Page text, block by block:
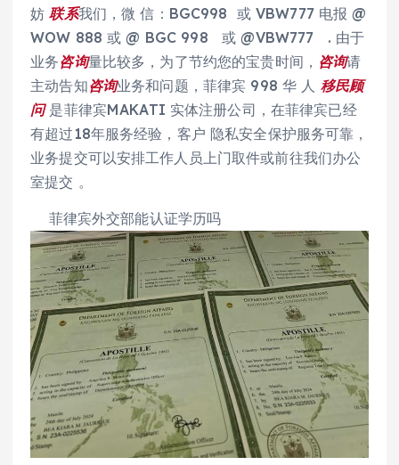
妨联系我们，微 信：BGC998 或 VBW777 电报 @
WOW 888 或 @ BGC 998 或 @VBW777 . 由于
业务咨询量比较多，为了节约您的宝贵时间， 咨询请
主动告知咨询业务和问题，菲律宾 998 华 人 移民顾
问是菲律宾MAKATI 实体注册公司，在菲律宾已经
有超过18年服务经验，客户 隐私安全保护服务可靠，
业务提交可以安排工作人员上门取件或前往我们办公
室提交 。
菲律宾外交部能认证学历吗